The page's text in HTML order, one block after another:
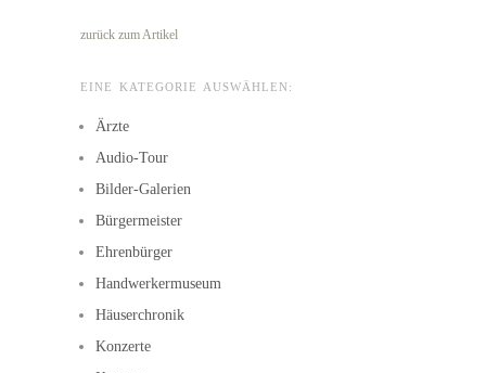
zurück zum Artikel
EINE KATEGORIE AUSWÄHLEN:
Ärzte
Audio-Tour
Bilder-Galerien
Bürgermeister
Ehrenbürger
Handwerkermuseum
Häuserchronik
Konzerte